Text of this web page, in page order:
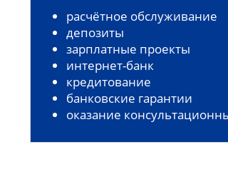
расчётное обслуживание
депозиты
зарплатные проекты
интернет-банк
кредитование
банковские гарантии
оказание